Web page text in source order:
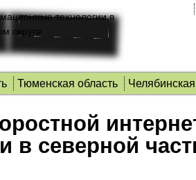
Тюменская область
в северной